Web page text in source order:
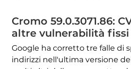
Cromo 59.0.3071.86:
altre vulnerabilità fissi
Google ha corretto tre falle di
indirizzi nell'ultima versione